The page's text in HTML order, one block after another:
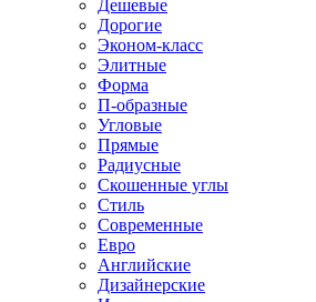
Дешевые
Дорогие
Эконом-класс
Элитные
Форма
П-образные
Угловые
Прямые
Радиусные
Скошенные углы
Стиль
Современные
Евро
Английские
Дизайнерские